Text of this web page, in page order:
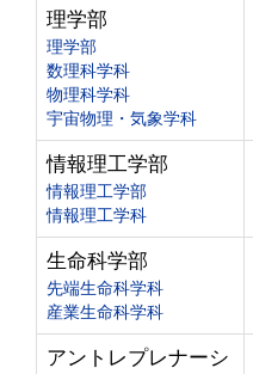
理学部
理学部
数理科学科
物理科学科
宇宙物理・気象学科
情報理工学部
情報理工学部
情報理工学科
生命科学部
先端生命科学科
産業生命科学科
アントレプレナーシ